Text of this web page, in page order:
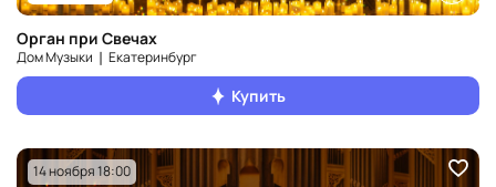
Орган при Свечах
Дом Музыки ❘ Екатеринбург
Купить
14 ноября 18:00